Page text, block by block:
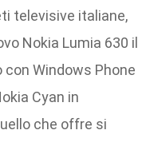
televisive italiane,
Nokia Lumia 630 il
Windows Phone
Cyan in
che offre si